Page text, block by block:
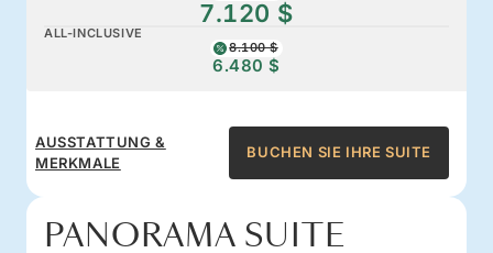
7.120 $
ALL-INCLUSIVE
8.100 $
6.480 $
AUSSTATTUNG &
MERKMALE
BUCHEN SIE IHRE SUITE
PANORAMA SUITE